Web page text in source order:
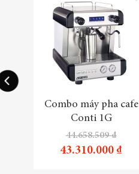
Combo máy pha cafe
Conti 1G
44.658.509 ₫
43.310.000 ₫